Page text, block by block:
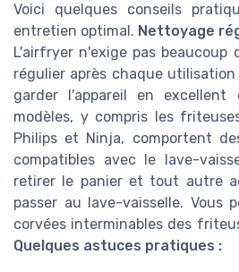
Voici quelques conseils
entretien optimal. Nettoyage
L'airfryer n'exige pas beaucoup
régulier après chaque
garder l'appareil en
modèles, y compris les
Philips et Ninja, comportent
compatibles avec le lave-
retirer le panier et tout autre
passer au lave-vaisselle. Vous
corvées interminables des
Quelques astuces pratiques :